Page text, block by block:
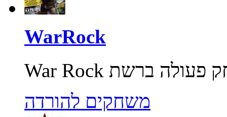
WarRock
משחקים להורדה